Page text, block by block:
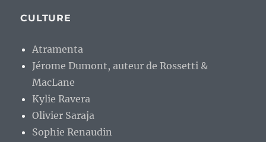
CULTURE
Atramenta
Jérome Dumont, auteur de Rossetti &
MacLane
Kylie Ravera
Olivier Saraja
Sophie Renaudin